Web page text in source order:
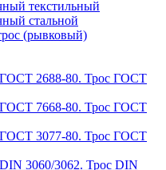
текстильный
стальной
(рывковый)
ГОСТ 2688-80. Трос ГОСТ
ГОСТ 7668-80. Трос ГОСТ
ГОСТ 3077-80. Трос ГОСТ
3060/3062. Трос DIN